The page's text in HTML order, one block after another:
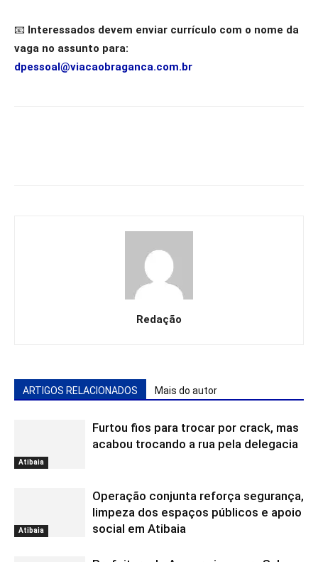
📧 Interessados devem enviar currículo com o nome da
vaga no assunto para:
dpessoal@viacaobraganca.com.br
Redação
ARTIGOS RELACIONADOS Mais do autor
Atibaia
Furtou fios para trocar por crack, mas
acabou trocando a rua pela delegacia
Atibaia
Operação conjunta reforça segurança,
limpeza dos espaços públicos e apoio
social em Atibaia